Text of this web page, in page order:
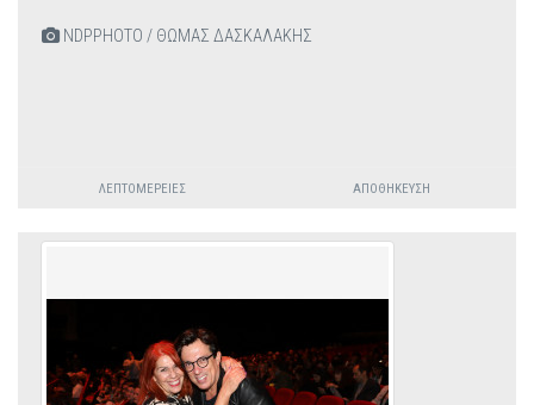
NDPPHOTO / ΘΩΜΑΣ ΔΑΣΚΑΛΑΚΗΣ
ΛΕΠΤΟΜΈΡΕΙΕΣ ΑΠΟΘΉΚΕΥΣΗ